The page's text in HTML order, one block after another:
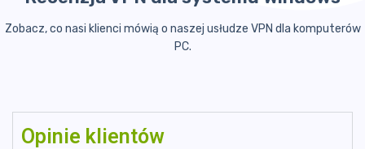
Zobacz, co nasi klienci mówią o naszej usłudze VPN dla komputerów
PC.
Opinie klientów